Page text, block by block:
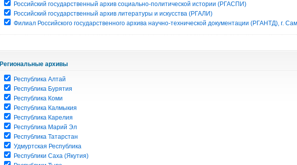
Российский государственный архив социально-политической истории (РГАСПИ)
Российский государственный архив литературы и искусства (РГАЛИ)
Филиал Российского государственного архива научно-технической документации (РГАНТД), г.
Региональные архивы
Республика Алтай
Республика Бурятия
Республика Коми
Республика Калмыкия
Республика Карелия
Республика Марий Эл
Республика Татарстан
Удмуртская Республика
Республики Саха (Якутия)